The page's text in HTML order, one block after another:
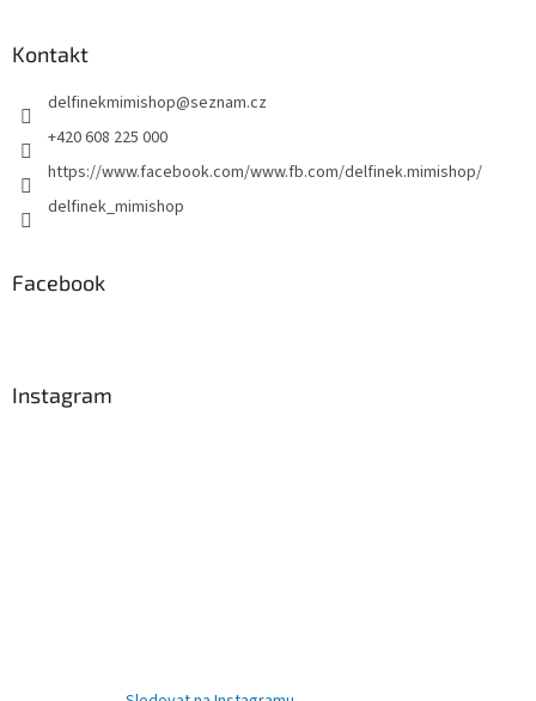
Kontakt
delfinekmimishop@seznam.cz
+420 608 225 000
https://www.facebook.com/www.fb.com/delfinek.mimishop/
delfinek_mimishop
Facebook
Instagram